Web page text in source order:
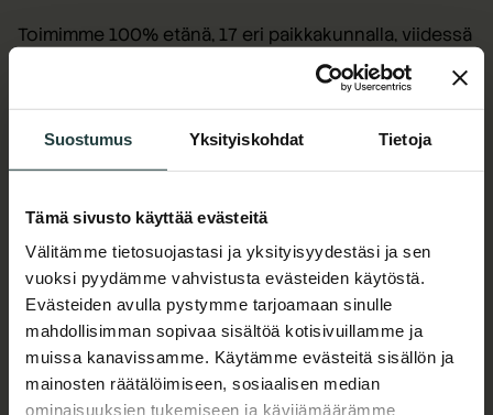
Suostumus Yksityiskohdat Tietoja
Tämä sivusto käyttää evästeitä
Välitämme tietosuojastasi ja yksityisyydestäsi ja sen
vuoksi pyydämme vahvistusta evästeiden käytöstä.
Evästeiden avulla pystymme tarjoamaan sinulle
mahdollisimman sopivaa sisältöä kotisivuillamme ja
muissa kanavissamme. Käytämme evästeitä sisällön ja
mainosten räätälöimiseen, sosiaalisen median
ominaisuuksien tukemiseen ja kävijämäärämme
Toimimme 100% etänä, 17 eri paikkakunnalla, viidessä
eri maassa ja kolmella eri aikavyöhykkeellä.
Resacon henkilöstön yhteystiedot löydät alta.
Nimi*
Sähköposti*